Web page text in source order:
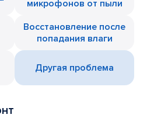
микрофонов от пыли
Восстановление после
попадания влаги
Другая проблема